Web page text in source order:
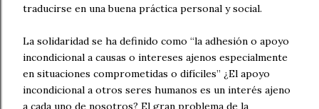
traducirse en una buena práctica personal y social.
La solidaridad se ha definido como “la adhesión o apoyo
incondicional a causas o intereses ajenos especialmente
en situaciones comprometidas o difíciles” ¿El apoyo
incondicional a otros seres humanos es un interés ajeno
a cada uno de nosotros? El gran problema de la